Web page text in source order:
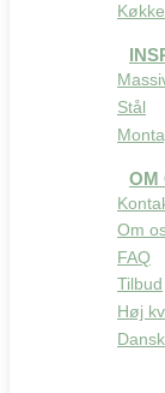
Stål
OM
Om
FAQ
Tilbud
Høj